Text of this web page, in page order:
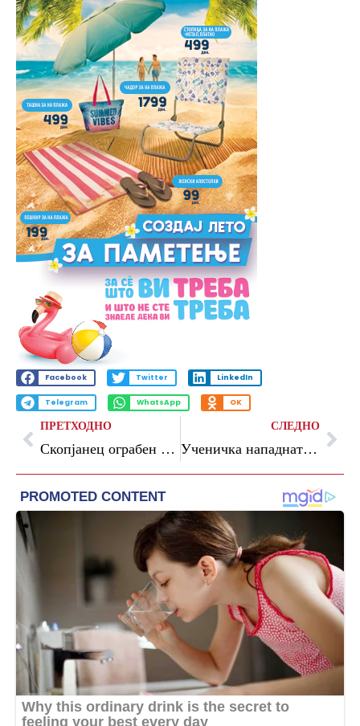
Facebook Twitter LinkedIn
Telegram WhatsApp OK
ПРЕТХОДНО
Скопјанец ограбен додека бил во неговиот автомобил, крадецот ја отворил совозачката врата
СЛЕДНО
Ученичка нападната во основно училиште во Скопје, нејзин соученик снимал со мобилен телефон